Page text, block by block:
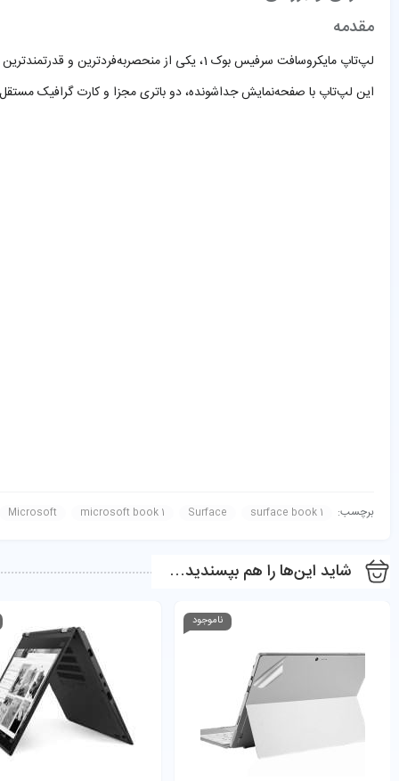
مقدمه
لپ‌تاپ مایکروسافت سرفیس بوک 1، یکی از
این لپ‌تاپ با صفحه‌نمایش جداشونده، دو باتری مجزا و کارت گرافیک
مشخصات فنی و قابلیت‌ها
حافظه داخلی:256GB SSD
نمایشگر:13.5 اینچ PixelSense با وضوح 3000×2000 و پشتیبانی از لمس و قلم Surface Pen
سیستم‌عامل:
برچسب: Microsoft microsoft book 1 Surface surface book 1
شاید این‌ها را هم بپسندید…
ناموجود